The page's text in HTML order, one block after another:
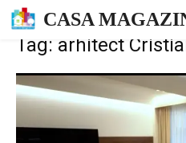
CASA
Tag: arhitect